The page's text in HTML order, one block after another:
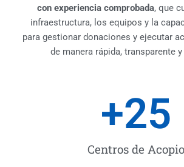
con experiencia comprobada, que
infraestructura, los equipos y la
para gestionar donaciones y ejecutar
de manera rápida, transparente
Centros de Acopio
+25